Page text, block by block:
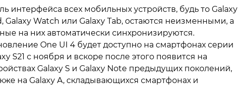
интерфейса всех мобильных устройств, будь то Galaxy
Galaxy Watch или Galaxy Tab, остаются неизменными, а
на них автоматически синхронизируются.
One UI 4 будет доступно на смартфонах серии
S21 с ноября и вскоре после этого появится на
Galaxy S и Galaxy Note предыдущих поколений,
на Galaxy A, складывающихся смартфонах и